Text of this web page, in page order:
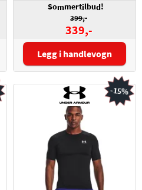
Sommertilbud!
399,-
339,-
Størrelse:
Legg i handlevogn
-15%